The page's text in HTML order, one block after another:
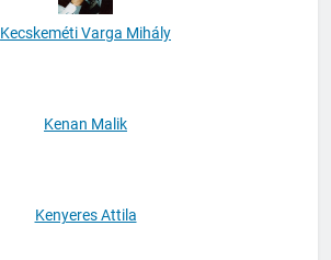
Kecskeméti Varga Mihály
Kenan Malik
Kenyeres Attila